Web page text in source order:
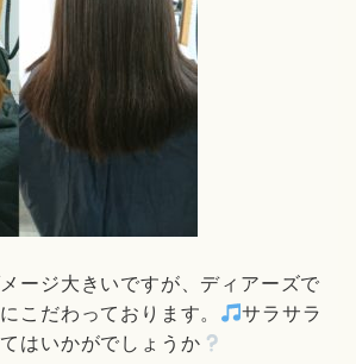
ージ大きいですが、ディアーズで
こだわっております。
サラサラ
はいかがでしょうか